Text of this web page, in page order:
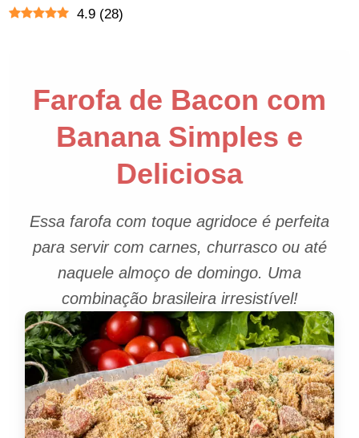
4.9 (28)
Farofa de Bacon com
Banana Simples e
Deliciosa
Essa farofa com toque agridoce é perfeita
para servir com carnes, churrasco ou até
naquele almoço de domingo. Uma
combinação brasileira irresistível!